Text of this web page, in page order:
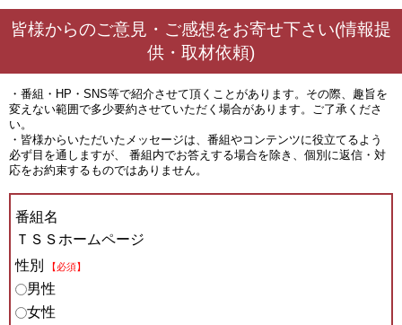
皆様からのご意見・ご感想をお寄せ下さい(情報提
供・取材依頼)
・番組・HP・SNS等で紹介させて頂くことがあります。その際、趣旨を
変えない範囲で多少要約させていただく場合があります。ご了承くださ
い。
・皆様からいただいたメッセージは、番組やコンテンツに役立てるよう
必ず目を通しますが、 番組内でお答えする場合を除き、個別に返信・対
応をお約束するものではありません。
番組名
ＴＳＳホームページ
性別
【必須】
男性
女性